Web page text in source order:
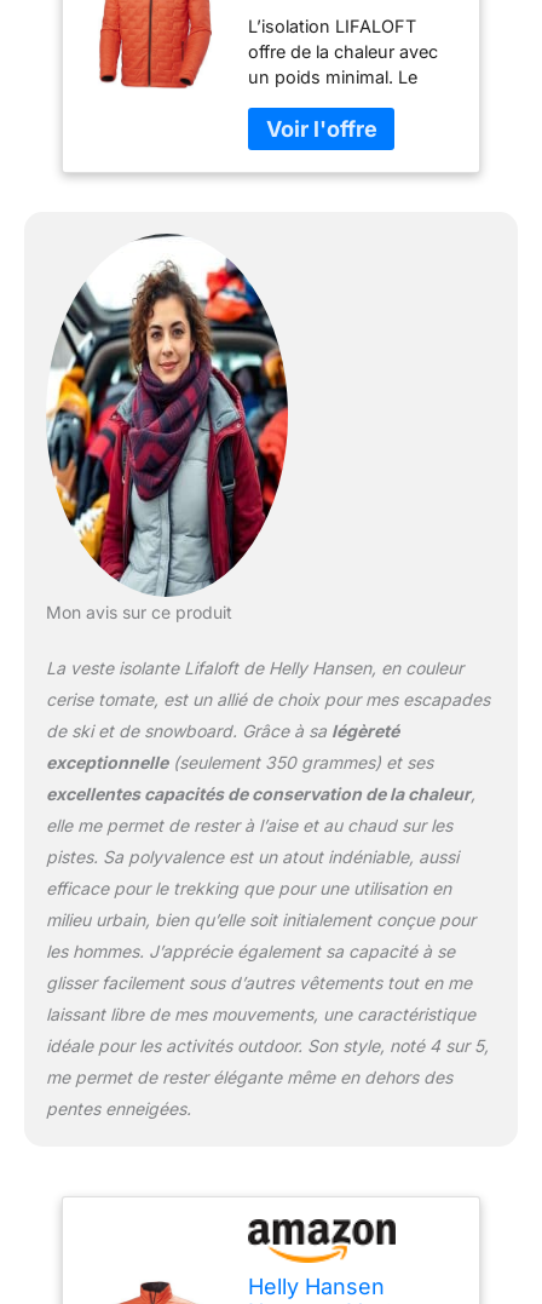
Cerise Tomate, S
L’isolation LIFALOFT
offre de la chaleur avec
un poids minimal. Le
réglable à l’ourlet offre un
ajustement sur mesure.
Les poches pour les
élastiques empêchent
l’air froid de pénétrer
dans les manches. Les
poignets élastiques
empêchent l’air froid de
pénétrer dans les
manches.
Mon avis sur ce produit
La veste isolante Lifaloft de Helly Hansen, en couleur
cerise tomate, est un allié de choix pour mes escapades
de ski et de snowboard. Grâce à sa légèreté
exceptionnelle(seulement 350 grammes) et ses
excellentes capacités de conservation de la chaleur,
elle me permet de rester à l’aise et au chaud sur les
pistes. Sa polyvalence est un atout indéniable, aussi
efficace pour le trekking que pour une utilisation en
milieu urbain, bien qu’elle soit initialement conçue pour
les hommes. J’apprécie également sa capacité à se
glisser facilement sous d’autres vêtements tout en me
laissant libre de mes mouvements, une caractéristique
idéale pour les activités outdoor. Son style, noté 4 sur 5,
me permet de rester élégante même en dehors des
pentes enneigées.
Helly Hansen